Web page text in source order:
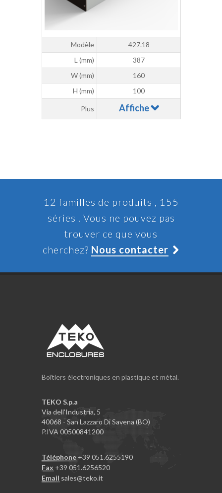
Modèle
427.18
L (mm)
387
W (mm)
160
H (mm)
100
Plus Affiche
12 familles de produits , 155
séries . Vous ne pouvez pas
trouver ce que vous
cherchez? Nous contacter
Boîtiers électroniques en plastique et métal.
TEKO S.p.a
Via dell'Industria, 5
40068 - San Lazzaro Di Savena (BO)
P.IVA 00500841200
Téléphone +39 051.6255190
Fax +39 051.6256520
Email sales@teko.it